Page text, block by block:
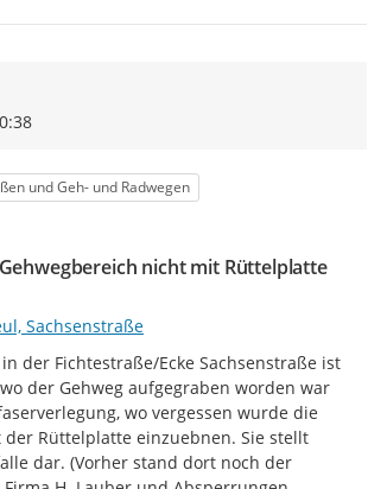
Zur Äußerung
und Geh- und Radwegen
nicht mit Rüttelplatte
Sachsenstraße
der Fichtestraße/Ecke Sachsenstraße ist
der Gehweg aufgegraben worden war
wo vergessen wurde die
Rüttelplatte einzuebnen. Sie stellt
dar. (Vorher stand dort noch der